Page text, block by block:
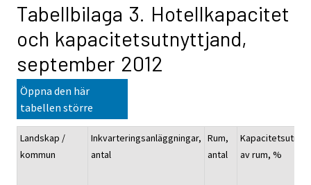
Tabellbilaga 3. Hotellkapacitet
och kapacitetsutnyttjand,
september 2012
Öppna den här
tabellen större
Landskap /
kommun
Inkvarteringsanläggningar,
antal
Rum,
antal
av rum, %